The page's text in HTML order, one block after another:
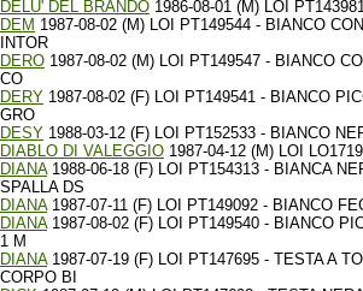
DELU' DEL BRANDO 1986-08-01 (M) LOI
DEM 1987-08-02 (M) LOI PT149544 - BIANCO
INTOR
DERO 1987-08-02 (M) LOI PT149547 - BIANCO
CO
DERY 1987-08-02 (F) LOI PT149541 - BIANCO
GRO
DESY 1988-03-12 (F) LOI PT152533 - BIANCO
DIABLO DI VALEGGIO 1987-04-12 (M) LOI
DIANA1988-06-18 (F) LOI PT154313 - BIANCA
SPALLA DS
DIANA1987-07-11 (F) LOI PT149092 - BIANCO
DIANA1987-08-02 (F) LOI PT149540 - BIANCO
1 M
DIANA1987-07-19 (F) LOI PT147695 - TESTA A
CORPO BI